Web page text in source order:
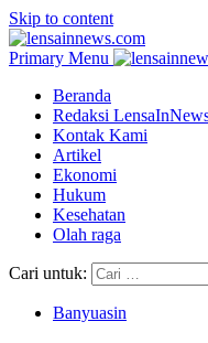
Skip to content
Primary Menu
Beranda
Redaksi
Kontak Kami
Artikel
Ekonomi
Hukum
Kesehatan
Olah raga
Cari untuk:
Banyuasin